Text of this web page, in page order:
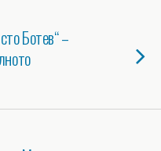
Ботев“ –